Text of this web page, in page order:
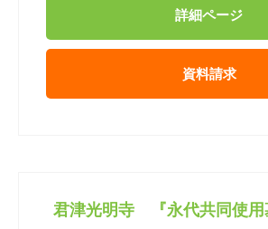
詳細ページ
資料請求
君津光明寺 『永代共同使用